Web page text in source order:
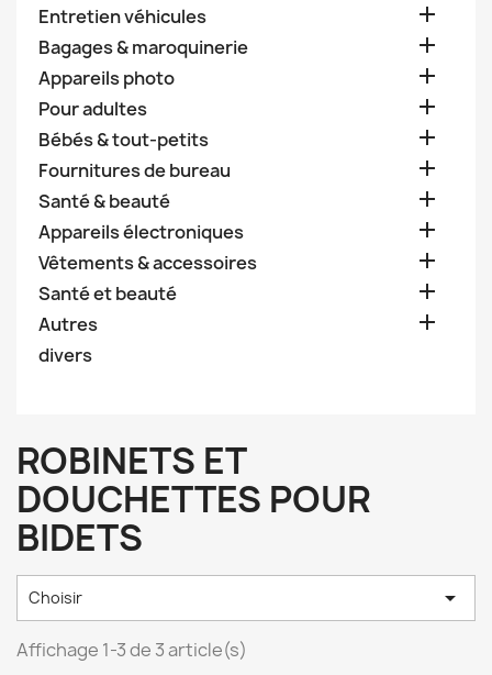
Entretien véhicules 
Bagages & maroquinerie 
Appareils photo 
Pour adultes 
Bébés & tout-petits 
Fournitures de bureau 
Santé & beauté 
Appareils électroniques 
Vêtements & accessoires 
Santé et beauté 
Autres 
divers
ROBINETS ET
DOUCHETTES POUR
BIDETS
Choisir 
Affichage 1-3 de 3 article(s)